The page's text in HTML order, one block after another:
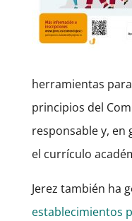
herramientas
principios del
responsable y, en
el currículo
Jerez también ha
establecimientos